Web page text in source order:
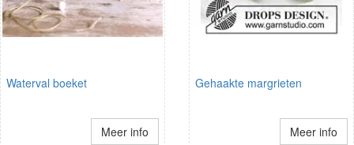
Waterval boeket
Meer info
Gehaakte margrieten
Meer info